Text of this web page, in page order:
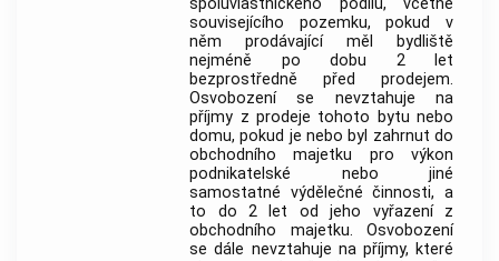
souvisejícího pozemku, pokud v
něm prodávající měl bydliště
nejméně po dobu 2 let
bezprostředně před prodejem.
Osvobození se nevztahuje na
příjmy z prodeje tohoto bytu nebo
domu, pokud je nebo byl zahrnut do
obchodního majetku pro výkon
podnikatelské nebo jiné
samostatné výdělečné činnosti, a
to do 2 let od jeho vyřazení z
obchodního majetku. Osvobození
se dále nevztahuje na příjmy, které